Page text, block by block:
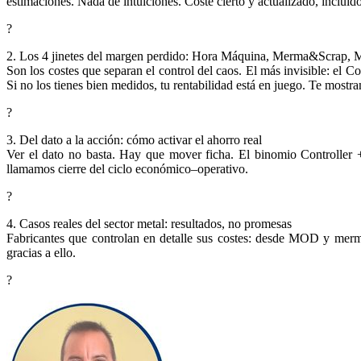
?
2. Los 4 jinetes del margen perdido: Hora Máquina, Merma&Scrap,
Son los costes que separan el control del caos. El más invisible: el
Si no los tienes bien medidos, tu rentabilidad está en juego. Te
?
3. Del dato a la acción: cómo activar el ahorro real
Ver el dato no basta. Hay que mover ficha. El binomio Controller
llamamos cierre del ciclo económico–operativo.
?
4. Casos reales del sector metal: resultados, no promesas
Fabricantes que controlan en detalle sus costes: desde MOD y
gracias a ello.
?